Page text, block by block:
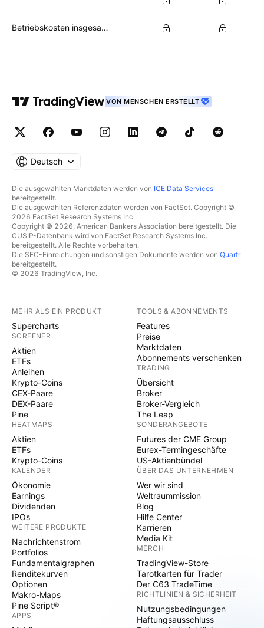
Betriebskosten insgesamt
VON MENSCHEN ERSTELLT
Deutsch
Die ausgewählten Marktdaten werden von ICE Data Services
bereitgestellt.
Die ausgewählten Referenzdaten werden von FactSet. Copyright ©
2026 FactSet Research Systems Inc.
Copyright © 2026, American Bankers Association bereitgestellt. Die
CUSIP-Datenbank wird von FactSet Research Systems Inc.
bereitgestellt. Alle Rechte vorbehalten.
Die SEC-Einreichungen und sonstigen Dokumente werden von Quartr
bereitgestellt.
© 2026 TradingView, Inc.
MEHR ALS EIN PRODUKT
Supercharts
SCREENER
Aktien
ETFs
Anleihen
Krypto-Coins
CEX-Paare
DEX-Paare
Pine
HEATMAPS
Aktien
ETFs
Krypto-Coins
KALENDER
Ökonomie
Earnings
Dividenden
IPOs
WEITERE PRODUKTE
Nachrichtenstrom
Portfolios
Fundamentalgraphen
Renditekurven
Optionen
Makro-Maps
Pine Script®
APPS
TOOLS & ABONNEMENTS
Features
Preise
Marktdaten
Abonnements verschenken
TRADING
Übersicht
Broker
Broker-Vergleich
The Leap
SONDERANGEBOTE
Futures der CME Group
Eurex-Termingeschäfte
US-Aktienbündel
ÜBER DAS UNTERNEHMEN
Wer wir sind
Weltraummission
Blog
Hilfe Center
Karrieren
Media Kit
MERCH
TradingView-Store
Tarotkarten für Trader
Der C63 TradeTime
RICHTLINIEN & SICHERHEIT
Nutzungsbedingungen
Haftungsausschluss